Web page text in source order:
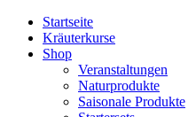
Startseite
Kräuterkurse
Shop
Veranstaltungen
Naturprodukte
Saisonale Produkte